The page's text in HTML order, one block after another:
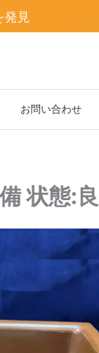
発見
お問い合わせ
状態: